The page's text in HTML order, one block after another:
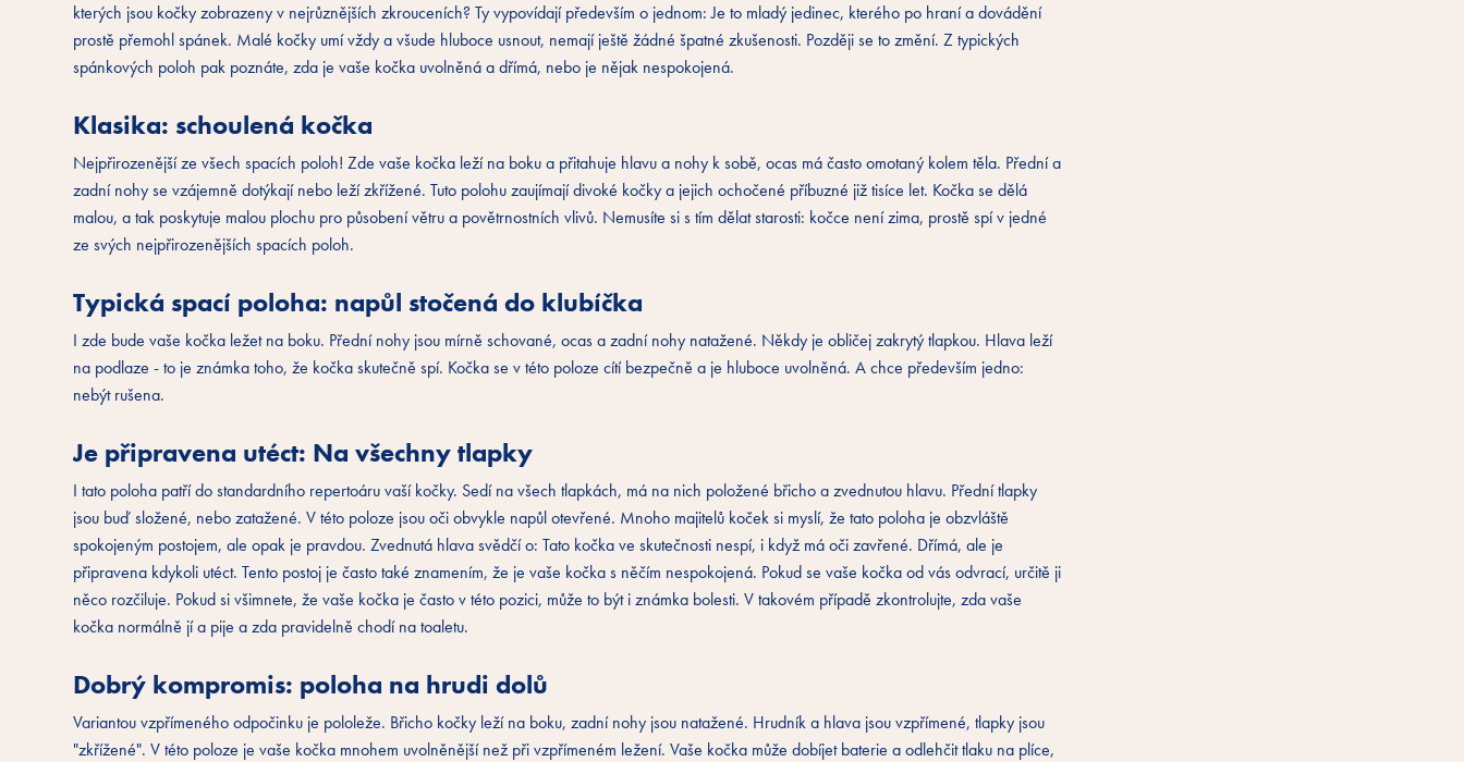
kterých jsou kočky zobrazeny v nejrůznějších zkrouceních? Ty vypovídají především o jednom: Je to mladý jedinec, kterého po hraní a dovádění
prostě přemohl spánek. Malé kočky umí vždy a všude hluboce usnout, nemají ještě žádné špatné zkušenosti. Později se to změní. Z typických
spánkových poloh pak poznáte, zda je vaše kočka uvolněná a dřímá, nebo je nějak nespokojená.
Klasika: schoulená kočka
Nejpřirozenější ze všech spacích poloh! Zde vaše kočka leží na boku a přitahuje hlavu a nohy k sobě, ocas má často omotaný kolem těla. Přední a
zadní nohy se vzájemně dotýkají nebo leží zkřížené. Tuto polohu zaujímají divoké kočky a jejich ochočené příbuzné již tisíce let. Kočka se dělá
malou, a tak poskytuje malou plochu pro působení větru a povětrnostních vlivů. Nemusíte si s tím dělat starosti: kočce není zima, prostě spí v jedné
ze svých nejpřirozenějších spacích poloh.
Typická spací poloha: napůl stočená do klubíčka
I zde bude vaše kočka ležet na boku. Přední nohy jsou mírně schované, ocas a zadní nohy natažené. Někdy je obličej zakrytý tlapkou. Hlava leží
na podlaze - to je známka toho, že kočka skutečně spí. Kočka se v této poloze cítí bezpečně a je hluboce uvolněná. A chce především jedno:
nebýt rušena.
Je připravena utéct: Na všechny tlapky
I tato poloha patří do standardního repertoáru vaší kočky. Sedí na všech tlapkách, má na nich položené břicho a zvednutou hlavu. Přední tlapky
jsou buď složené, nebo zatažené. V této poloze jsou oči obvykle napůl otevřené. Mnoho majitelů koček si myslí, že tato poloha je obzvláště
spokojeným postojem, ale opak je pravdou. Zvednutá hlava svědčí o: Tato kočka ve skutečnosti nespí, i když má oči zavřené. Dřímá, ale je
připravena kdykoli utéct. Tento postoj je často také znamením, že je vaše kočka s něčím nespokojená. Pokud se vaše kočka od vás odvrací, určitě ji
něco rozčiluje. Pokud si všimnete, že vaše kočka je často v této pozici, může to být i známka bolesti. V takovém případě zkontrolujte, zda vaše
kočka normálně jí a pije a zda pravidelně chodí na toaletu.
Dobrý kompromis: poloha na hrudi dolů
Variantou vzpřímeného odpočinku je pololeže. Břicho kočky leží na boku, zadní nohy jsou natažené. Hrudník a hlava jsou vzpřímené, tlapky jsou
"zkřížené". V této poloze je vaše kočka mnohem uvolněnější než při vzpřímeném ležení. Vaše kočka může dobíjet baterie a odlehčit tlaku na plíce,